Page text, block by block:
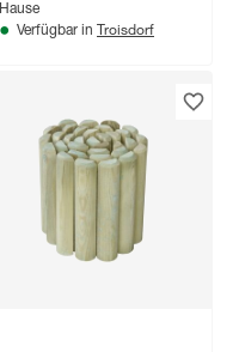
Hause
Verfügbar in Troisdorf